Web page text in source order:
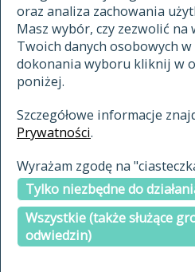
oraz analiza zachowania
Masz wybór, czy zezwolić
Twoich danych osobowych w
dokonania wyboru kliknij w
poniżej.
Szczegółowe informacje
Prywatności.
Wyrażam zgodę na
Tylko niezbędne do
Wszystkie (także służące
odwiedzin)
cytowanie
kontakt
indeksie
a fronte